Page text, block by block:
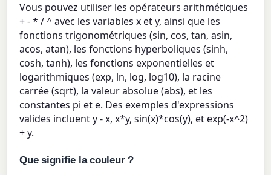
Vous pouvez utiliser les opérateurs arithmétiques
+ - * / ^ avec les variables x et y, ainsi que les
fonctions trigonométriques (sin, cos, tan, asin,
acos, atan), les fonctions hyperboliques (sinh,
cosh, tanh), les fonctions exponentielles et
logarithmiques (exp, ln, log, log10), la racine
carrée (sqrt), la valeur absolue (abs), et les
constantes pi et e. Des exemples d'expressions
valides incluent y - x, x*y, sin(x)*cos(y), et exp(-x^2)
+ y.
Que signifie la couleur ?